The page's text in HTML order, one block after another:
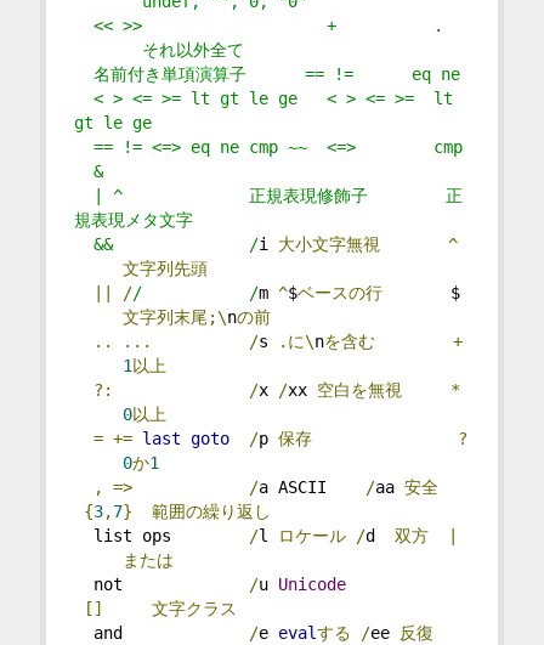
<< >>                   +          .
それ以外全て
名前付き単項演算子      == !=      eq ne
< > <= >= lt gt le ge   < > <= >=  lt
gt le ge
== != <=> eq ne cmp ~~  <=>        cmp
&
| ^             正規表現修飾子        正
規表現メタ文字
&&              /i 大小文字無視
^
文字列先頭
//           /m ^$ベースの行 $
文字列末尾;\nの前
..
... /s .に\nを含む
+
1 以上
?:
/x /xx 空白を無視
*
0以上
= += last goto /p 保存
?
0か1
,
=> /a ASCII /aa 安全
{3,7}
範囲の繰り返し
list ops
/l ロケール /d 双方
または
not
/u Unicode
[]
文字クラス
and
/e evalする /ee
反復